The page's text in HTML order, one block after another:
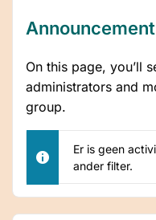
On this page, you’ll
administrators and
group.
Er is geen
ander filter.